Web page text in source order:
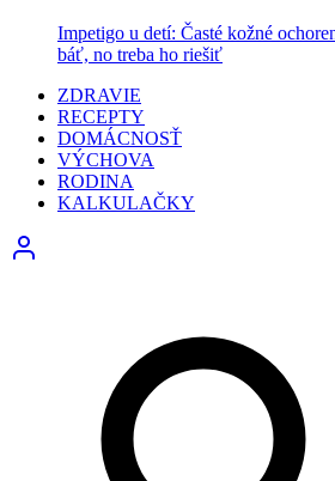
Impetigo u detí: Časté kožné
báť, no treba ho riešiť
ZDRAVIE
RECEPTY
DOMÁCNOSŤ
VÝCHOVA
RODINA
KALKULAČKY